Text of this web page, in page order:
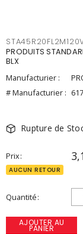
PRODUITS
BLX
Manufacturier :
# Manufacturier :
Rupture de
Prix
AUCUN RETOUR
Quantité
AJOUTER AU
PANIER